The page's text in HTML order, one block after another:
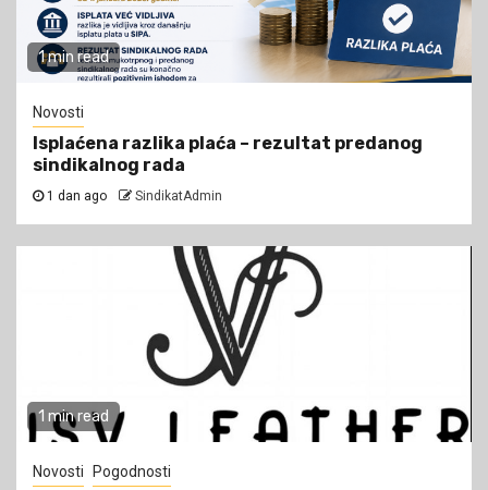
1 min read
Novosti
Isplaćena razlika plaća – rezultat predanog
sindikalnog rada
1 dan ago SindikatAdmin
1 min read
Novosti Pogodnosti